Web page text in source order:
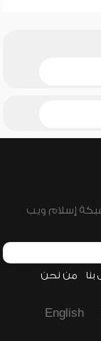
من نحن
English